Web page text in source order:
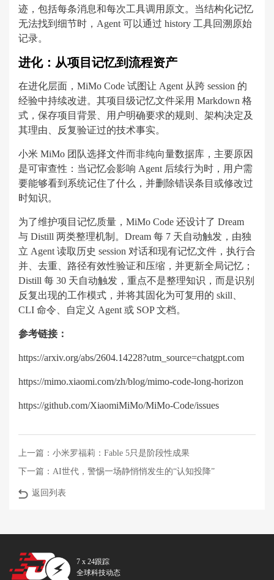
迹，包括每条消息和每次工具调用原文。当结构化记忆
无法找到细节时，Agent 可以通过 history 工具回溯原始
记录。
进化：从项目记忆到流程资产
在进化层面，MiMo Code 试图让 Agent 从跨 session 的
经验中持续改进。其项目级记忆文件采用 Markdown 格
式，保存项目背景、用户明确要求的规则、架构决定及
其理由、反复验证过的技术事实。
小米 MiMo 团队选择文件而非纯向量数据库，主要原因
是可审查性：当记忆会影响 Agent 后续行为时，用户需
要能够看到系统记住了什么，并删除错误条目或修改过
时知识。
为了维护项目记忆质量，MiMo Code 还设计了 Dream
与 Distill 两类整理机制。Dream 每 7 天自动触发，由独
立 Agent 读取历史 session 对话和现有记忆文件，执行合
并、去重、路径有效性验证和压缩，并更新全局记忆；
Distill 每 30 天自动触发，重点不是整理知识，而是识别
反复出现的工作模式，并将其固化为可复用的 skill、
CLI 命令、自定义 Agent 或 SOP 文档。
参考链接：
https://arxiv.org/abs/2604.14228?utm_source=chatgpt.com
https://mimo.xiaomi.com/zh/blog/mimo-code-long-horizon
https://github.com/XiaomiMiMo/MiMo-Code/issues
上一篇： 小米罗福莉：Fable 5只是阶段性成果
下一篇： AI世代，警惕一场静悄悄发生的“认知投降”
返回列表
7 x 24跟踪
全球科技动态